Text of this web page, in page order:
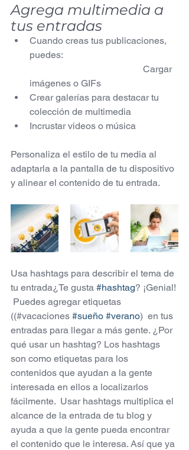
Agrega multimedia a
tus entradas
Cuando creas tus publicaciones,
puedes:
                                                Cargar
imágenes o GIFs
Crear galerías para destacar tu
colección de multimedia
Incrustar videos o música
Personaliza el estilo de tu media al
adaptarla a la pantalla de tu dispositivo
y alinear el contenido de tu entrada.
Usa hashtags para describir el tema de
tu entrada¿Te gusta #hashtag? ¡Genial!
Puedes agregar etiquetas
((#vacaciones #sueño #verano)  en tus
entradas para llegar a más gente. ¿Por
qué usar un hashtag? Los hashtags
son como etiquetas para los
contenidos que ayudan a la gente
interesada en ellos a localizarlos
fácilmente.  Usar hashtags multiplica el
alcance de la entrada de tu blog y
ayuda a que la gente pueda encontrar
el contenido que le interesa. Así que ya